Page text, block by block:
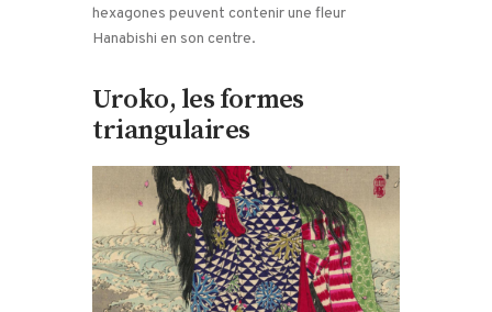
hexagones peuvent contenir une fleur
Hanabishi en son centre.
Uroko, les formes
triangulaires